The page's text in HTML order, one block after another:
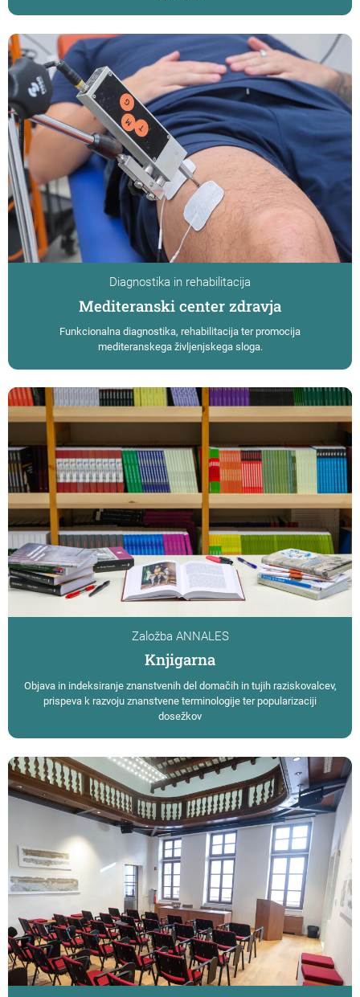
Diagnostika in rehabilitacija
Mediteranski center zdravja
Funkcionalna diagnostika, rehabilitacija ter promocija
mediteranskega življenjskega sloga.
Založba ANNALES
Knjigarna
Objava in indeksiranje znanstvenih del domačih in tujih raziskovalcev,
prispeva k razvoju znanstvene terminologije ter popularizaciji
dosežkov